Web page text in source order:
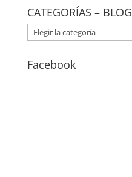
CATEGORÍAS – BLOG
CATEGORÍAS
–
Facebook